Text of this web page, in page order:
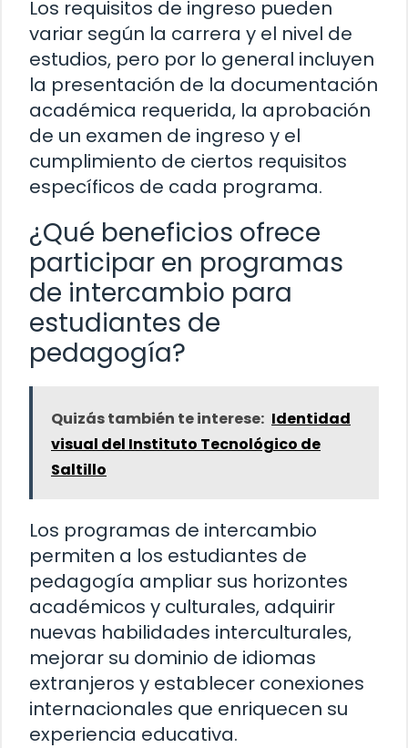
Los requisitos de ingreso pueden
variar según la carrera y el nivel de
estudios, pero por lo general incluyen
la presentación de la documentación
académica requerida, la aprobación
de un examen de ingreso y el
cumplimiento de ciertos requisitos
específicos de cada programa.
¿Qué beneficios ofrece
participar en programas
de intercambio para
estudiantes de
pedagogía?
Quizás también te interese: Identidad
visual del Instituto Tecnológico de
Saltillo
Los programas de intercambio
permiten a los estudiantes de
pedagogía ampliar sus horizontes
académicos y culturales, adquirir
nuevas habilidades interculturales,
mejorar su dominio de idiomas
extranjeros y establecer conexiones
internacionales que enriquecen su
experiencia educativa.